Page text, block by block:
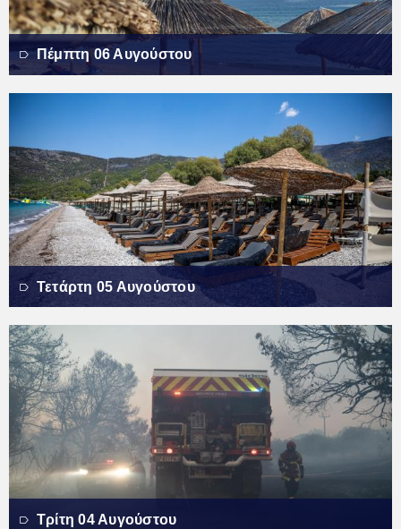
Πέμπτη 06 Αυγούστου
Τετάρτη 05 Αυγούστου
Τρίτη 04 Αυγούστου